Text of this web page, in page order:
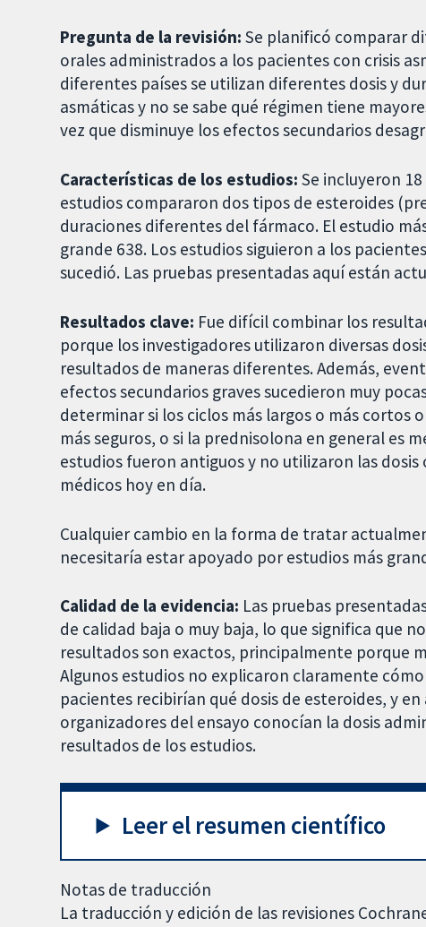
Pregunta de la revisión: Se planificó comparar
orales administrados a los pacientes con crisis
diferentes países se utilizan diferentes dosis y
asmáticas y no se sabe qué régimen tiene
vez que disminuye los efectos secundarios
Características de los estudios: Se incluyeron
estudios compararon dos tipos de esteroides
duraciones diferentes del fármaco. El estudio
grande 638. Los estudios siguieron a los
sucedió. Las pruebas presentadas aquí están
Resultados clave: Fue difícil combinar los
porque los investigadores utilizaron diversas
resultados de maneras diferentes. Además,
efectos secundarios graves sucedieron muy
determinar si los ciclos más largos o más cortos
más seguros, o si la prednisolona en general es
estudios fueron antiguos y no utilizaron las
médicos hoy en día.
Cualquier cambio en la forma de tratar
necesitaría estar apoyado por estudios más
Calidad de la evidencia: Las pruebas
de calidad baja o muy baja, lo que significa que
resultados son exactos, principalmente porque
Algunos estudios no explicaron claramente
pacientes recibirían qué dosis de esteroides, y
organizadores del ensayo conocían la dosis
resultados de los estudios.
Leer el resumen científico
Notas de traducción
La traducción y edición de las revisiones